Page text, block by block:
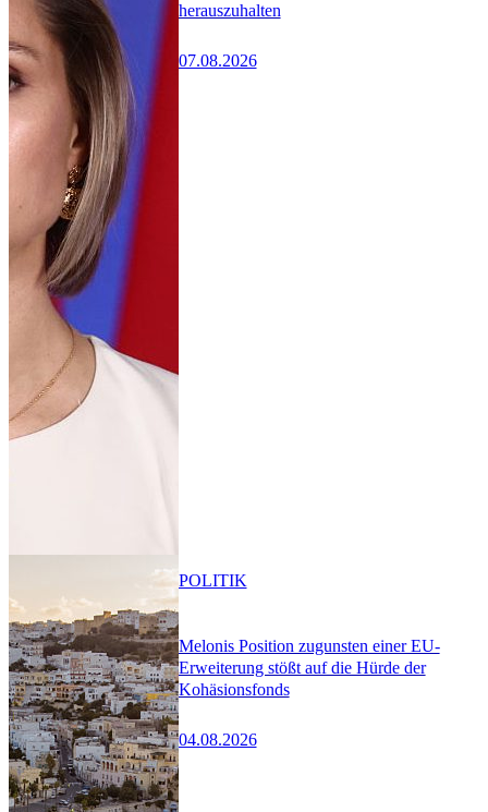
herauszuhalten
07.08.2026
Melonis Position zugunsten einer EU-
Erweiterung stößt auf die Hürde der
Kohäsionsfonds
04.08.2026
POLITIK